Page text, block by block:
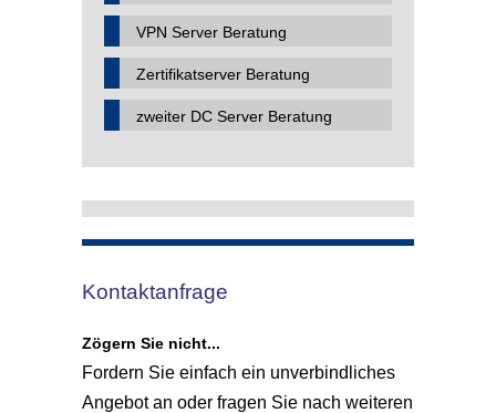
VPN Server Beratung
Zertifikatserver Beratung
zweiter DC Server Beratung
Kontaktanfrage
Zögern Sie nicht...
Fordern Sie einfach ein unverbindliches
Angebot an oder fragen Sie nach weiteren